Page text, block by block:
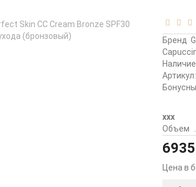
Бренд
Артикул:
ххх
Объем
Цена в